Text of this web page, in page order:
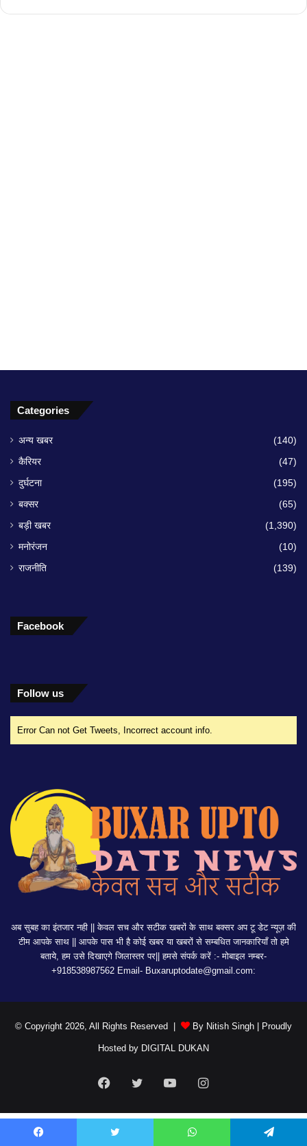
Categories
अन्य खबर (140)
कैरियर (47)
दुर्घटना (195)
बक्सर (65)
बड़ी खबर (1,390)
मनोरंजन (10)
राजनीति (139)
Facebook
Follow us
Error Can not Get Tweets, Incorrect account info.
अब सुबह का इंतजार नही || केवल सच और सटीक खबरों के साथ बक्सर अप टू डेट न्यूज़ की
टीम आपके साथ || आपके पास भी है कोई खबर या खबरों से सम्बधित जानकारियाँ तो हमे
बताये, हम उसे दिखाएगे जिलास्तर पर|| हमसे संपर्क करें :- मोबाइल नम्बर-
+918538987562 Email- Buxaruptodate@gmail.com:
© Copyright 2026, All Rights Reserved | By Nitish Singh | Proudly
Hosted by DIGITAL DUKAN
Facebook
Twitter YouTubeInstagram